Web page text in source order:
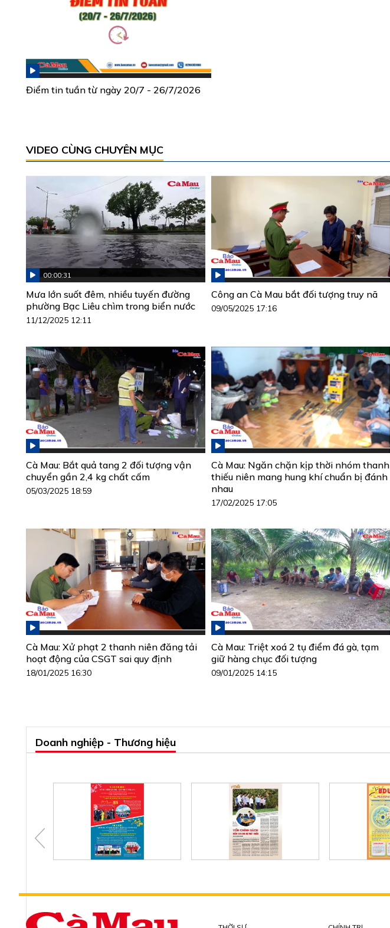
Điểm tin tuần từ ngày 20/7 - 26/7/2026
VIDEO CÙNG CHUYÊN MỤC
00:00:31
Mưa lớn suốt đêm, nhiều tuyến đường
phường Bạc Liêu chìm trong biển nước
11/12/2025 12:11
Công an Cà Mau bắt đối tượng truy nã
09/05/2025 17:16
Cà Mau: Bắt quả tang 2 đối tượng vận
chuyển gần 2,4 kg chất cấm
05/03/2025 18:59
Cà Mau: Ngăn chặn kịp thời nhóm thanh
thiếu niên mang hung khí chuẩn bị đánh
nhau
17/02/2025 17:05
Cà Mau: Xử phạt 2 thanh niên đăng tải
hoạt động của CSGT sai quy định
18/01/2025 16:30
Cà Mau: Triệt xoá 2 tụ điểm đá gà, tạm
giữ hàng chục đối tượng
09/01/2025 14:15
Doanh nghiệp - Thương hiệu